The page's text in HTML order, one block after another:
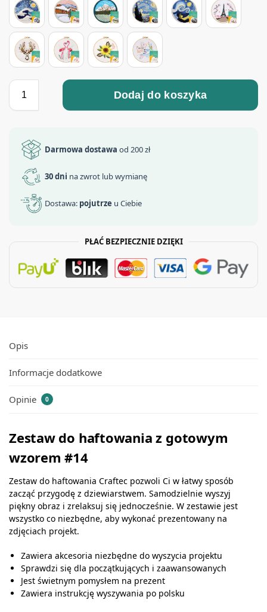
Dodaj do koszyka
Darmowa dostawa od 200 zł
30 dni na zwrot lub wymianę
Dostawa: pojutrze u Ciebie
PŁAĆ BEZPIECZNIE DZIĘKI
Opis
Informacje dodatkowe
Opinie 0
Zestaw do haftowania z gotowym
wzorem #14
Zestaw do haftowania Craftec pozwoli Ci w łatwy sposób
zacząć przygodę z dziewiarstwem. Samodzielnie wyszyj
piękny obraz i zrelaksuj się jednocześnie. W zestawie jest
wszystko co niezbędne, aby wykonać prezentowany na
zdjęciach projekt.
Zawiera akcesoria niezbędne do wyszycia projektu
Sprawdzi się dla początkujących i zaawansowanych
Jest świetnym pomysłem na prezent
Zawiera instrukcję wyszywania po polsku